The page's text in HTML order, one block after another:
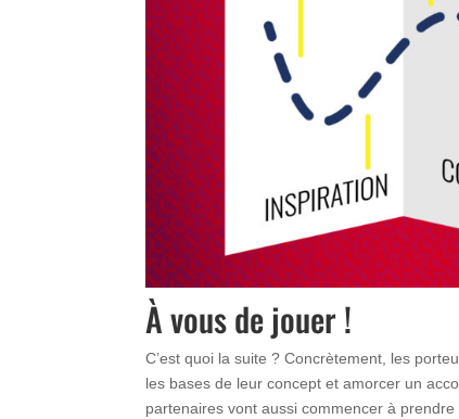
À vous de jouer !
C’est quoi la suite ? Concrètement, les
les bases de leur concept et amorcer un
partenaires vont aussi commencer à